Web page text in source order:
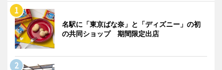
名駅に「東京ばな奈」と「ディズニー」の初
の共同ショップ 期間限定出店